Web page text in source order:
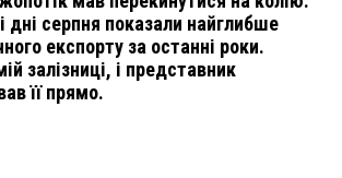
дні серпня показали найглибше
експорту за останні роки.
залізниці, і представник
її прямо.